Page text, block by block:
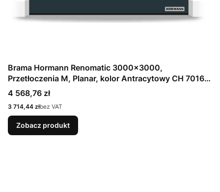
Brama Hormann Renomatic 3000x3000,
Przetłoczenia M, Planar, kolor Antracytowy CH 7016
Matt deluxe + Prowadzenie N
Cena
4 568,76 zł
Cena
3 714,44 złbez VAT
Zobacz produkt